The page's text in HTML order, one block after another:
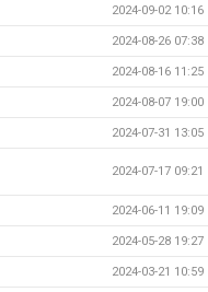
2024-09-02 10:16
2024-08-26 07:38
2024-08-16 11:25
2024-08-07 19:00
2024-07-31 13:05
2024-07-17 09:21
2024-06-11 19:09
2024-05-28 19:27
2024-03-21 10:59